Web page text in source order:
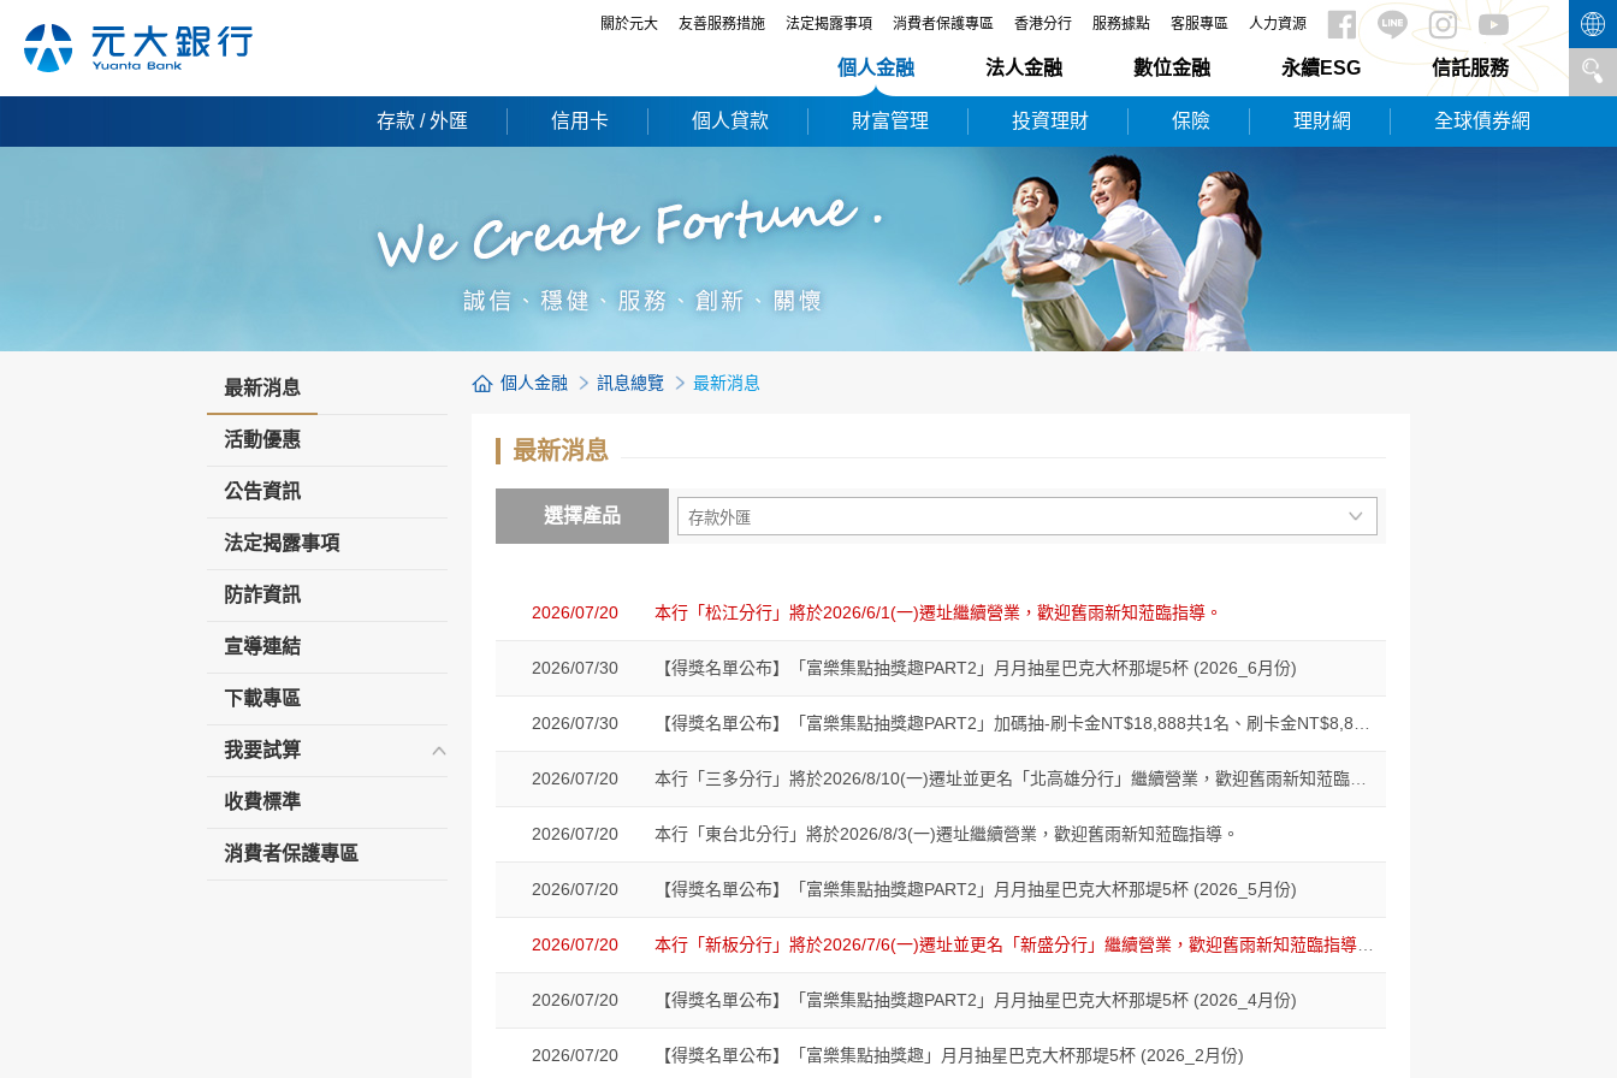
關於元大 友善服務措施 法定揭露事項 消費者保護專區 香港分行 服務據點 客服專區 人力資源
個人金融 法人金融 數位金融 永續ESG 信託服務
存款 / 外匯 信用卡 個人貸款 財富管理 投資理財 保險 理財網 全球債券網
最新消息
活動優惠
公告資訊
法定揭露事項
防詐資訊
宣導連結
下載專區
我要試算
收費標準
消費者保護專區
個人金融 訊息總覽 最新消息
最新消息
選擇產品
2026/07/20 本行「松江分行」將於2026/6/1(一)遷址繼續營業，歡迎舊雨新知蒞臨指導。
2026/07/30 【得獎名單公布】「富樂集點抽獎趣PART2」月月抽星巴克大杯那堤5杯 (2026_6月份)
2026/07/30 【得獎名單公布】「富樂集點抽獎趣PART2」加碼抽-刷卡金NT$18,888共1名、刷卡金NT$8,888共2名、刷卡金NT$888共5名、刷卡金NT$300共30名
2026/07/20 本行「三多分行」將於2026/8/10(一)遷址並更名「北高雄分行」繼續營業，歡迎舊雨新知蒞臨指導。
2026/07/20 本行「東台北分行」將於2026/8/3(一)遷址繼續營業，歡迎舊雨新知蒞臨指導。
2026/07/20 【得獎名單公布】「富樂集點抽獎趣PART2」月月抽星巴克大杯那堤5杯 (2026_5月份)
2026/07/20 本行「新板分行」將於2026/7/6(一)遷址並更名「新盛分行」繼續營業，歡迎舊雨新知蒞臨指導。
2026/07/20 【得獎名單公布】「富樂集點抽獎趣PART2」月月抽星巴克大杯那堤5杯 (2026_4月份)
2026/07/20 【得獎名單公布】「富樂集點抽獎趣」月月抽星巴克大杯那堤5杯 (2026_2月份)